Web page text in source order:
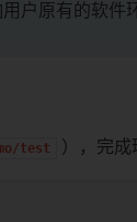
户原有的软件
test ），完成